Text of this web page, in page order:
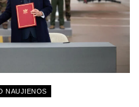
NAUJIENOS